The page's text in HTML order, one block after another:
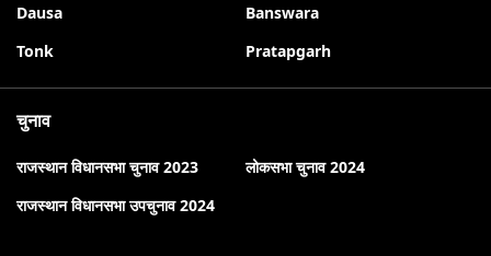
Dausa
Banswara
Tonk
Pratapgarh
चुनाव
राजस्थान विधानसभा चुनाव 2023
लोकसभा चुनाव 2024
राजस्थान विधानसभा उपचुनाव 2024